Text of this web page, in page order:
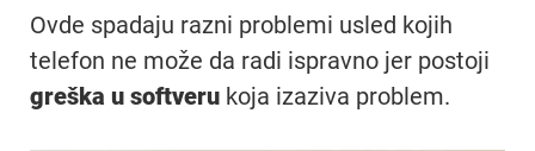
Ovde spadaju razni problemi usled kojih
telefon ne može da radi ispravno jer postoji
greška u softveru koja izaziva problem.